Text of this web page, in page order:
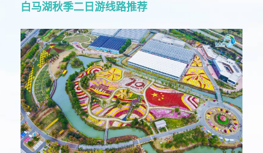
白马湖秋季二日游线路推荐